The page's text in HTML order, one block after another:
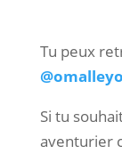
Tu peux
Si tu
aventurier